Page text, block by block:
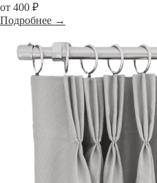
от 400 ₽
Подробнее →